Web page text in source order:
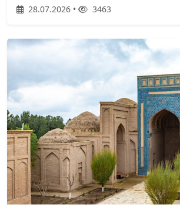
28.07.2026 • 3463